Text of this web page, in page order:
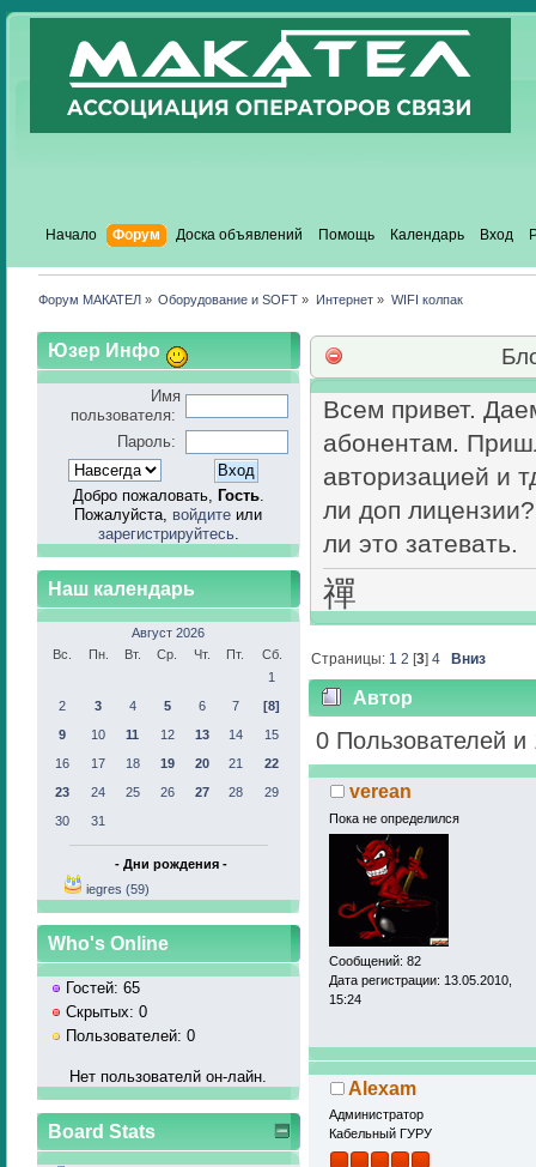
Начало Форум Доска объявлений Помощь Календарь Вход
Форум МАКАТЕЛ » Оборудование и SOFT » Интернет » WIFI колпак
Юзер Инфо
Имя
пользователя:
Пароль:
Добро пожаловать, Гость.
Пожалуйста, войдите или
зарегистрируйтесь.
Наш календарь
Август 2026
Вс.
Пн. Вт. Ср. Чт. Пт.
Сб.
1
2
3 4 5 6 7
[8]
9
10 11 12 13 14
15
16
17 18 19 20 21
22
23
24 25 26 27 28
29
30
31
- Дни рождения -
iegres (59)
Who's Online
Гостей: 65
Скрытых: 0
Пользователей: 0
Нет пользователй он-лайн.
Board Stats
Всем привет.
абонентам.
авторизацией и
ли доп
ли это затевать.
禪
Страницы: 1 2 [3]4 Вниз
Автор
0 Пользователей и
verean
Пока не определился
Сообщений: 82
Дата регистрации: 13.05.2010,
15:24
Alexam
Администратор
Кабельный ГУРУ